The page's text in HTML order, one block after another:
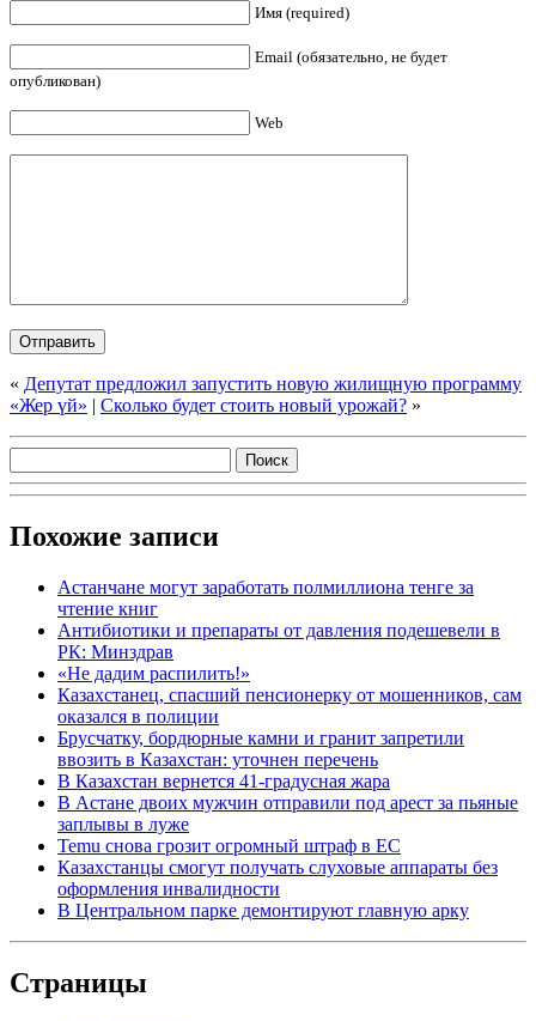
Имя (required)
Email (обязательно, не будет
опубликован)
Web
« Депутат предложил запустить новую жилищную программу
«Жер үй» | Сколько будет стоить новый урожай? »
Похожие записи
Астанчане могут заработать полмиллиона тенге за
чтение книг
Антибиотики и препараты от давления подешевели в
РК: Минздрав
«Не дадим распилить!»
Казахстанец, спасший пенсионерку от мошенников, сам
оказался в полиции
Брусчатку, бордюрные камни и гранит запретили
ввозить в Казахстан: уточнен перечень
В Казахстан вернется 41-градусная жара
В Астане двоих мужчин отправили под арест за пьяные
заплывы в луже
Temu снова грозит огромный штраф в ЕС
Казахстанцы смогут получать слуховые аппараты без
оформления инвалидности
В Центральном парке демонтируют главную арку
Страницы